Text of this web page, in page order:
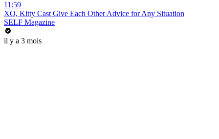
11:59
XO, Kitty Cast Give Each Other Advice for Any Situation
SELF Magazine
il y a 3 mois